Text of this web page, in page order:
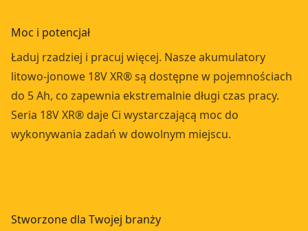
Moc i potencjał
Ładuj rzadziej i pracuj więcej. Nasze akumulatory
litowo-jonowe 18V XR® są dostępne w pojemnościach
do 5 Ah, co zapewnia ekstremalnie długi czas pracy.
Seria 18V XR® daje Ci wystarczającą moc do
wykonywania zadań w dowolnym miejscu.
Stworzone dla Twojej branży